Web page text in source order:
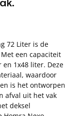
72 Liter is de
een capaciteit
1x48 liter. Deze
waardoor
is het ontworpen
afval uit het vak
deksel